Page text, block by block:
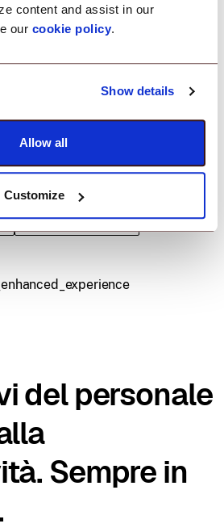
content and assist in our
our cookie policy.
Show details
Allow all
Customize
e smart TV con accesso
Limita l'accesso ai
aziendali necessarie.
del personale
Sempre in